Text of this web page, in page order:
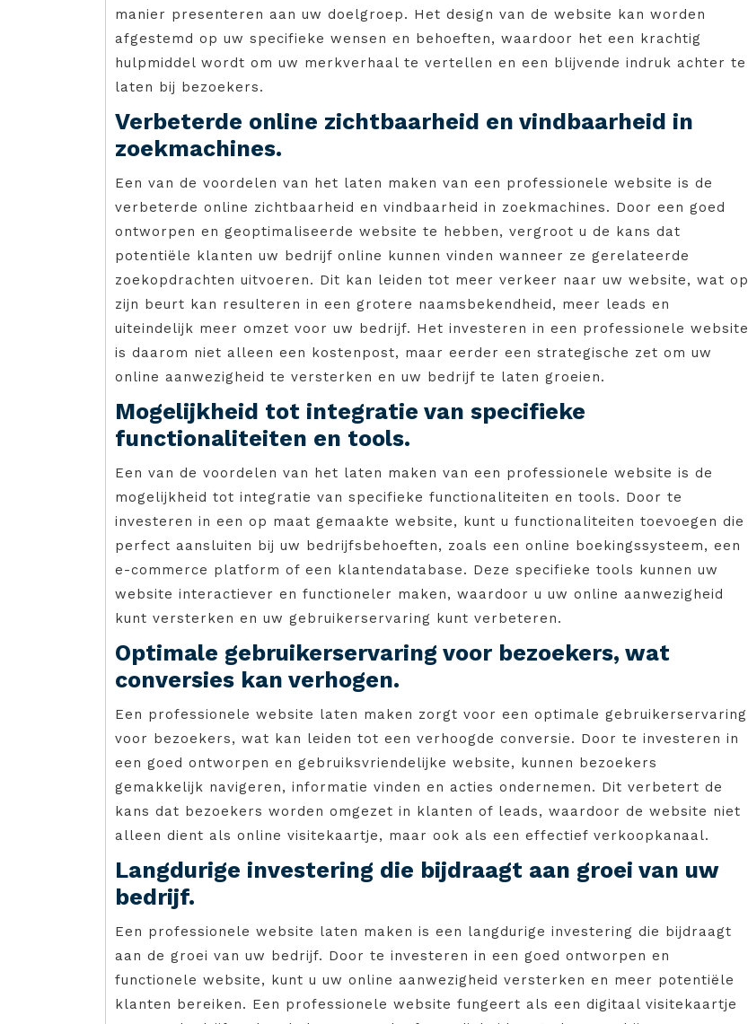
manier presenteren aan uw doelgroep. Het design van de website kan worden
afgestemd op uw specifieke wensen en behoeften, waardoor het een krachtig
hulpmiddel wordt om uw merkverhaal te vertellen en een blijvende indruk achter te
laten bij bezoekers.
Verbeterde online zichtbaarheid en vindbaarheid in
zoekmachines.
Een van de voordelen van het laten maken van een professionele website is de
verbeterde online zichtbaarheid en vindbaarheid in zoekmachines. Door een goed
ontworpen en geoptimaliseerde website te hebben, vergroot u de kans dat
potentiële klanten uw bedrijf online kunnen vinden wanneer ze gerelateerde
zoekopdrachten uitvoeren. Dit kan leiden tot meer verkeer naar uw website, wat op
zijn beurt kan resulteren in een grotere naamsbekendheid, meer leads en
uiteindelijk meer omzet voor uw bedrijf. Het investeren in een professionele website
is daarom niet alleen een kostenpost, maar eerder een strategische zet om uw
online aanwezigheid te versterken en uw bedrijf te laten groeien.
Mogelijkheid tot integratie van specifieke
functionaliteiten en tools.
Een van de voordelen van het laten maken van een professionele website is de
mogelijkheid tot integratie van specifieke functionaliteiten en tools. Door te
investeren in een op maat gemaakte website, kunt u functionaliteiten toevoegen die
perfect aansluiten bij uw bedrijfsbehoeften, zoals een online boekingssysteem, een
e-commerce platform of een klantendatabase. Deze specifieke tools kunnen uw
website interactiever en functioneler maken, waardoor u uw online aanwezigheid
kunt versterken en uw gebruikerservaring kunt verbeteren.
Optimale gebruikerservaring voor bezoekers, wat
conversies kan verhogen.
Een professionele website laten maken zorgt voor een optimale gebruikerservaring
voor bezoekers, wat kan leiden tot een verhoogde conversie. Door te investeren in
een goed ontworpen en gebruiksvriendelijke website, kunnen bezoekers
gemakkelijk navigeren, informatie vinden en acties ondernemen. Dit verbetert de
kans dat bezoekers worden omgezet in klanten of leads, waardoor de website niet
alleen dient als online visitekaartje, maar ook als een effectief verkoopkanaal.
Langdurige investering die bijdraagt aan groei van uw
bedrijf.
Een professionele website laten maken is een langdurige investering die bijdraagt
aan de groei van uw bedrijf. Door te investeren in een goed ontworpen en
functionele website, kunt u uw online aanwezigheid versterken en meer potentiële
klanten bereiken. Een professionele website fungeert als een digitaal visitekaartje